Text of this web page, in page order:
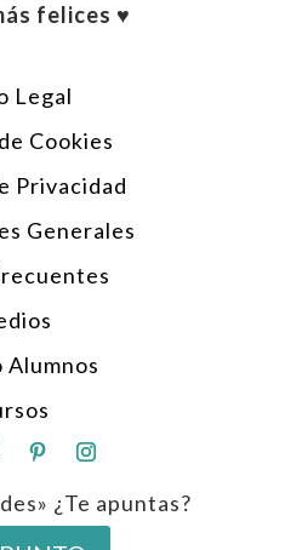
felices ♥︎
Legal
Cookies
Privacidad
Generales
Alumnos
¿Te apuntas?